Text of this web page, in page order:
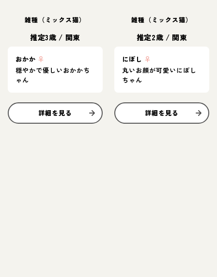
雑種（ミックス猫）
推定3歳 / 関東
おかか ♀
穏やかで優しいおかかち
ゃん
詳細を見る
雑種（ミックス猫）
推定2歳 / 関東
にぼし ♀
丸いお顔が可愛いにぼし
ちゃん
詳細を見る